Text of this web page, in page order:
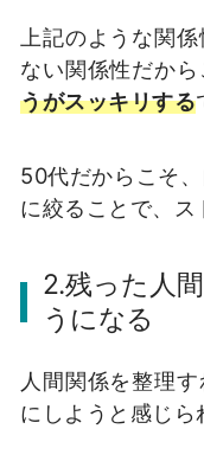
上記のような関
ない関係性だか
うがスッキリする
50代だからこそ
に絞ることで、ス
2.残った人
うになる
人間関係を整理
にしようと感じら